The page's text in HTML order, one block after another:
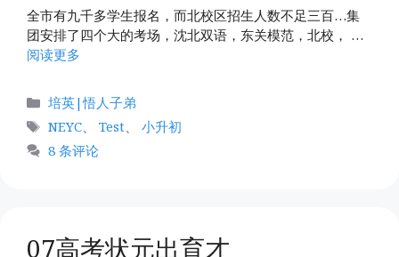
全市有九千多学生报名，而北校区招生人数不足三百…集
团安排了四个大的考场，沈北双语，东关模范，北校， …
阅读更多
分
类
培英|悟人子弟
标
签
NEYC Test
小升初
8 条评论
07高考状元出育才